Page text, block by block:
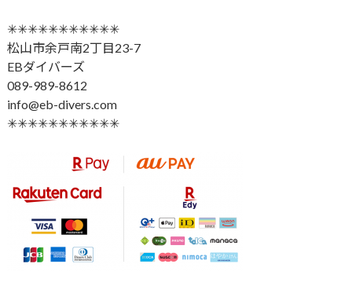
✳︎✳︎✳︎✳︎✳︎✳︎✳︎✳︎✳︎✳︎✳︎
松山市余戸南2丁目23-7
EBダイバーズ
089-989-8612
info@eb-divers.com
✳︎✳︎✳︎✳︎✳︎✳︎✳︎✳︎✳︎✳︎✳︎